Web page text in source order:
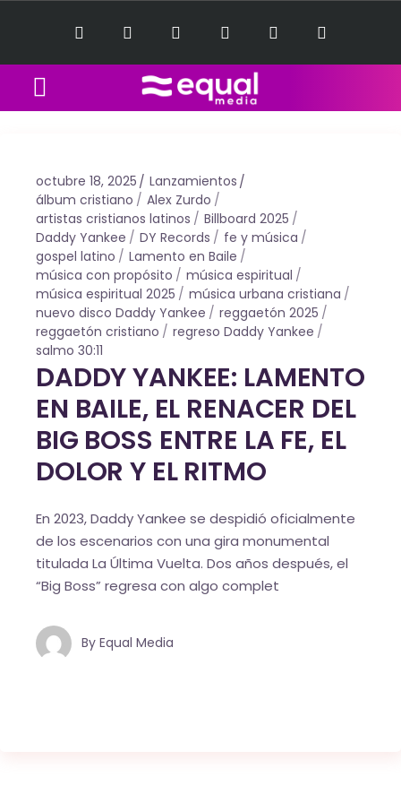
octubre 18, 2025
Lanzamientos
álbum cristiano
Alex Zurdo
artistas cristianos latinos
Billboard 2025
Daddy Yankee
DY Records
fe y música
gospel latino
Lamento en Baile
música con propósito
música espiritual
música espiritual 2025
música urbana cristiana
nuevo disco Daddy Yankee
reggaetón 2025
reggaetón cristiano
regreso Daddy Yankee
salmo 30:11
DADDY YANKEE: LAMENTO
EN BAILE, EL RENACER DEL
BIG BOSS ENTRE LA FE, EL
DOLOR Y EL RITMO
En 2023, Daddy Yankee se despidió oficialmente
de los escenarios con una gira monumental
titulada La Última Vuelta. Dos años después, el
“Big Boss” regresa con algo complet
By Equal Media